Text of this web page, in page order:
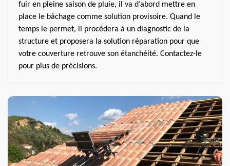
fuir en pleine saison de pluie, il va d’abord mettre en
place le bâchage comme solution provisoire. Quand le
temps le permet, il procédera à un diagnostic de la
structure et proposera la solution réparation pour que
votre couverture retrouve son étanchéité. Contactez-le
pour plus de précisions.